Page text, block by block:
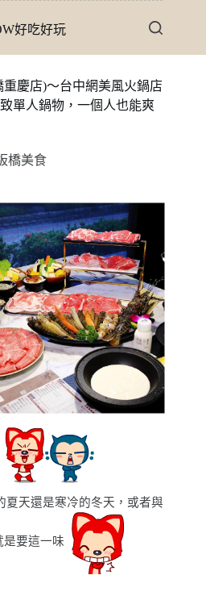
好吃好玩
重慶店)〜台中網美風火鍋店
單人鍋物，一個人也能爽
橋美食
夏天還是寒冷的冬天，或者與
是要這一味